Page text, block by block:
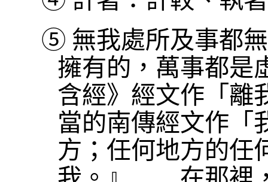
⑤ 無我處所及事都
擁有的，萬事都是
含經》經文作「離
當的南傳經文作「
方；任何地方的任